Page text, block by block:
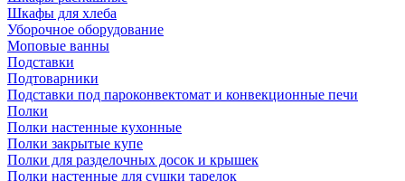
Шкафы для хлеба
Уборочное оборудование
Моповые ванны
Подставки
Подтоварники
Подставки под пароконвектомат и конвекционные печи
Полки
Полки настенные кухонные
Полки закрытые купе
Полки для разделочных досок и крышек
Полки настенные для сушки тарелок